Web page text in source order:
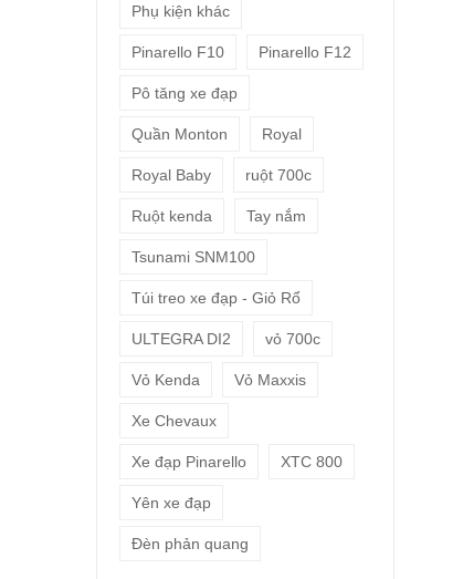
Phụ kiện khác
Pinarello F10 Pinarello F12
Pô tăng xe đạp
Quần Monton Royal
Royal Baby ruột 700c
Ruột kenda Tay nắm
Tsunami SNM100
Túi treo xe đạp - Giỏ Rổ
ULTEGRA DI2 vỏ 700c
Vỏ Kenda Vỏ Maxxis
Xe Chevaux
Xe đạp Pinarello XTC 800
Yên xe đạp
Đèn phản quang